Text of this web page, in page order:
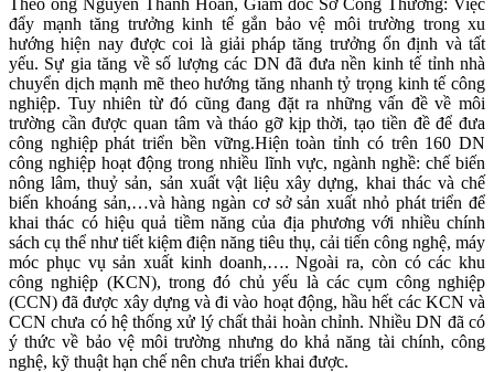
đẩy mạnh tăng trưởng kinh tế gắn bảo vệ môi trường trong xu
hướng hiện nay được coi là giải pháp tăng trưởng ổn định và tất
yếu. Sự gia tăng về số lượng các DN đã đưa nền kinh tế tỉnh nhà
chuyển dịch mạnh mẽ theo hướng tăng nhanh tỷ trọng kinh tế công
nghiệp. Tuy nhiên từ đó cũng đang đặt ra những vấn đề về môi
trường cần được quan tâm và tháo gỡ kịp thời, tạo tiền đề để đưa
công nghiệp phát triển bền vững.Hiện toàn tỉnh có trên 160 DN
công nghiệp hoạt động trong nhiều lĩnh vực, ngành nghề: chế biến
nông lâm, thuỷ sản, sản xuất vật liệu xây dựng, khai thác và chế
biến khoáng sản,…và hàng ngàn cơ sở sản xuất nhỏ phát triển để
khai thác có hiệu quả tiềm năng của địa phương với nhiều chính
sách cụ thể như tiết kiệm điện năng tiêu thụ, cải tiến công nghệ, máy
móc phục vụ sản xuất kinh doanh,…. Ngoài ra, còn có các khu
công nghiệp (KCN), trong đó chủ yếu là các cụm công nghiệp
(CCN) đã được xây dựng và đi vào hoạt động, hầu hết các KCN và
CCN chưa có hệ thống xử lý chất thải hoàn chỉnh. Nhiều DN đã có
ý thức về bảo vệ môi trường nhưng do khả năng tài chính, công
nghệ, kỹ thuật hạn chế nên chưa triển khai được.